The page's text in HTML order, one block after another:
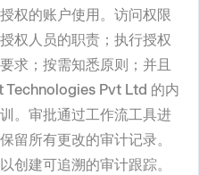
权的账户使用。访问权限
权人员的职责；执行授权
求；按需知悉原则；并且
Technologies Pvt Ltd 的内
。审批通过工作流工具进
留所有更改的审计记录。
创建可追溯的审计跟踪。